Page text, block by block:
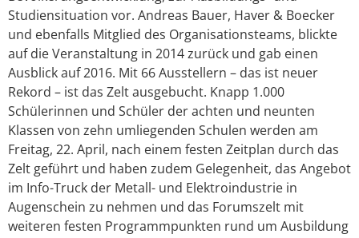
Studiensituation vor. Andreas Bauer, Haver & Boecker
und ebenfalls Mitglied des Organisationsteams, blickte
auf die Veranstaltung in 2014 zurück und gab einen
Ausblick auf 2016. Mit 66 Ausstellern – das ist neuer
Rekord – ist das Zelt ausgebucht. Knapp 1.000
Schülerinnen und Schüler der achten und neunten
Klassen von zehn umliegenden Schulen werden am
Freitag, 22. April, nach einem festen Zeitplan durch das
Zelt geführt und haben zudem Gelegenheit, das Angebot
im Info-Truck der Metall- und Elektroindustrie in
Augenschein zu nehmen und das Forumszelt mit
weiteren festen Programmpunkten rund um Ausbildung